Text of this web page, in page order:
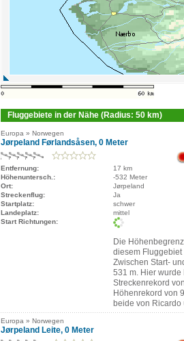
Fluggebiete in der Nähe (Radius: 50 km)
Europa » Norwegen
Jørpeland Førlandsåsen, 0 Meter
Entfernung:
17 km
Höhenuntersch.:
-532 Meter
Ort:
Jørpeland
Streckenflug:
Ja
Startplatz:
schwer
Landeplatz:
mittel
Start Richtungen:
Die
diesem Fluggebiet
Zwischen Start-
531 m. Hier wurde
Streckenrekord
Höhenrekord von
beide von Ricardo
Europa » Norwegen
Jørpeland Leite, 0 Meter